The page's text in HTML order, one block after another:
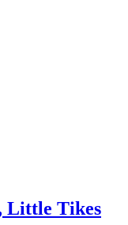
Little Tikes